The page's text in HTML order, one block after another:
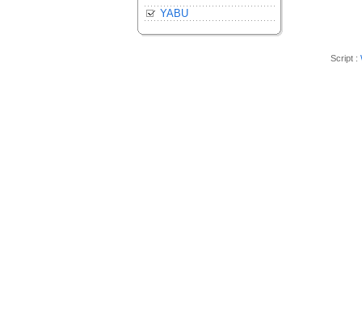
YABU
Script :